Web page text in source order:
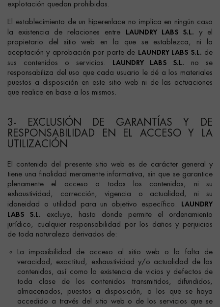
explotación quedan prohibidas.
El establecimiento de un hiperenlace no implica en ningún caso
la existencia de relaciones entre LAUNDRY LABS S.L. y el
propietario del sitio web en la que se establezca, ni la
aceptación y aprobación por parte de LAUNDRY LABS S.L. de
sus contenidos o servicios. LAUNDRY LABS S.L. no se
responsabiliza del uso que cada usuario le dé a los materiales
puestos a disposición en este sitio web ni de las actuaciones
que realice en base a los mismos.
3- EXCLUSIÓN DE GARANTÍAS Y DE
RESPONSABILIDAD EN EL ACCESO Y LA
UTILIZACIÓN
El contenido del presente sitio web es de carácter general y
tiene una finalidad meramente informativa, sin que se garantice
plenamente el acceso a todos los contenidos, ni su
exhaustividad, corrección, vigencia o actualidad, ni su
idoneidad o utilidad para un objetivo específico. LAUNDRY
LABS S.L. excluye, hasta donde permite el ordenamiento
jurídico, cualquier responsabilidad por los daños y perjuicios
de toda naturaleza derivados de:
La imposibilidad de acceso al sitio web o la falta de
veracidad, exactitud, exhaustividad y/o actualidad de los
contenidos, así como la existencia de vicios y defectos de
toda clase de los contenidos transmitidos, difundidos,
almacenados, puestos a disposición, a los que se haya
accedido a través del sitio web o de los servicios que se